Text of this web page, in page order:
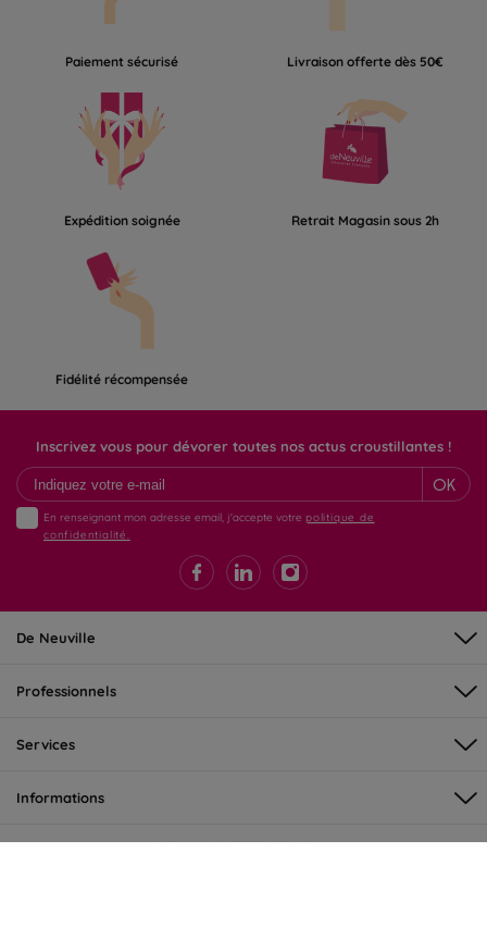
Paiement sécurisé Livraison offerte dès 50€
Expédition soignée Retrait Magasin sous 2h
Fidélité récompensée
Inscrivez vous pour dévorer toutes nos actus croustillantes !
OK
En renseignant mon adresse email, j'accepte votre politique de
confidentialité.
De Neuville
Professionnels
Services
Informations